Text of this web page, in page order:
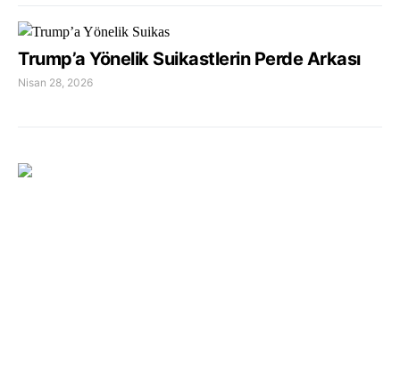
Trump’a Yönelik Suikastlerin Perde Arkası
Nisan 28, 2026